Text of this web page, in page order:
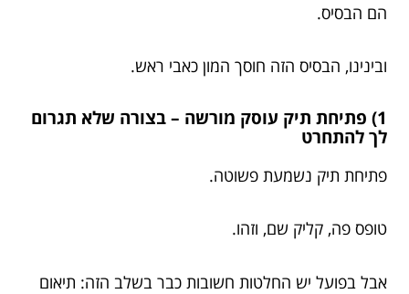
הם הבסיס.
ובינינו, הבסיס הזה חוסך המון כאבי ראש.
1) פתיחת תיק עוסק מורשה – בצורה שלא תגרום
לך להתחרט
פתיחת תיק נשמעת פשוטה.
טופס פה, קליק שם, וזהו.
אבל בפועל יש החלטות חשובות כבר בשלב הזה: תיאום